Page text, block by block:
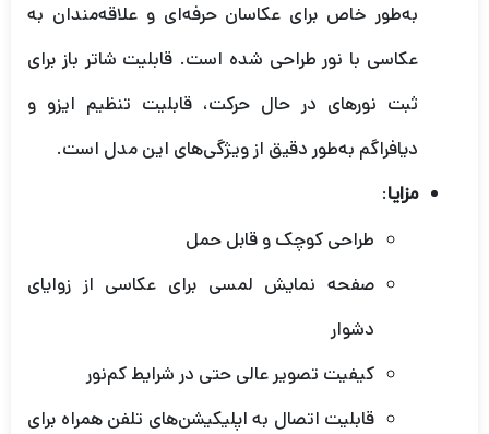
به‌طور خاص برای عکاسان حرفه‌ای و علاقه‌مندان به
عکاسی با نور طراحی شده است. قابلیت شاتر باز برای
ثبت نورهای در حال حرکت، قابلیت تنظیم ایزو و
دیافراگم به‌طور دقیق از ویژگی‌های این مدل است.
مزایا:
طراحی کوچک و قابل حمل
صفحه نمایش لمسی برای عکاسی از زوایای
دشوار
کیفیت تصویر عالی حتی در شرایط کم‌نور
قابلیت اتصال به اپلیکیشن‌های تلفن همراه برای